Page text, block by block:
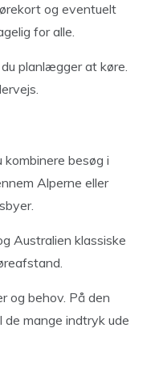
og eventuelt
for alle.
planlægger at køre.
besøg i
Alperne eller
Australien klassiske
og behov. På den
mange indtryk ude